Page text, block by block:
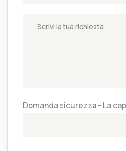
Domanda sicurezza - La